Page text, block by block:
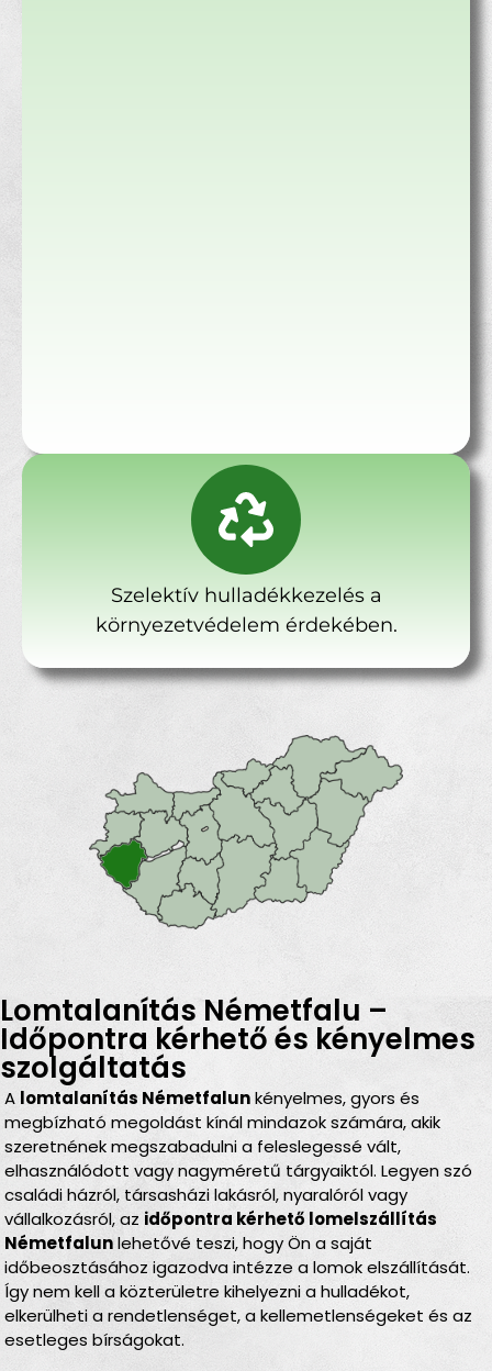
Szelektív hulladékkezelés a
környezetvédelem érdekében.
Lomtalanítás Németfalu –
Időpontra kérhető és kényelmes
szolgáltatás
A lomtalanítás Németfalunkényelmes, gyors és
megbízható megoldást kínál mindazok számára, akik
szeretnének megszabadulni a feleslegessé vált,
elhasználódott vagy nagyméretű tárgyaiktól. Legyen szó
családi házról, társasházi lakásról, nyaralóról vagy
vállalkozásról, az időpontra kérhető lomelszállítás
Németfalunlehetővé teszi, hogy Ön a saját
időbeosztásához igazodva intézze a lomok elszállítását.
Így nem kell a közterületre kihelyezni a hulladékot,
elkerülheti a rendetlenséget, a kellemetlenségeket és az
esetleges bírságokat.